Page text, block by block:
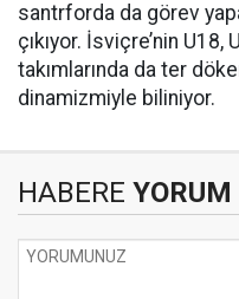
santrforda da görev
çıkıyor. İsviçre’nin
takımlarında da ter
dinamizmiyle biliniyor.
HABERE